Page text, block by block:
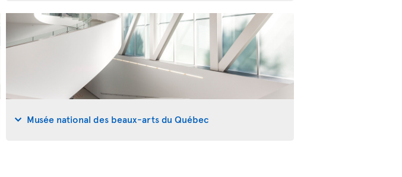
Musée national des beaux-arts du Québec